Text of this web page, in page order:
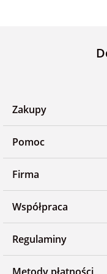
Zakupy
Pomoc
Firma
Współpraca
Regulaminy